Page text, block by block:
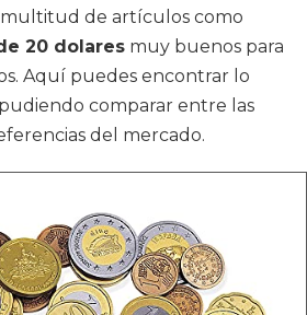
de artículos como
20 dolares muy buenos para
Aquí puedes encontrar lo
comparar entre las
del mercado.